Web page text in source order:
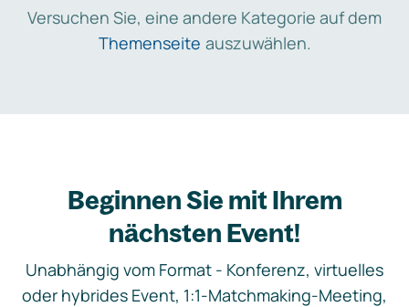
Versuchen Sie, eine andere Kategorie auf dem
Themenseite auszuwählen.
Beginnen Sie mit Ihrem
nächsten Event!
Unabhängig vom Format - Konferenz, virtuelles
oder hybrides Event, 1:1-Matchmaking-Meeting,